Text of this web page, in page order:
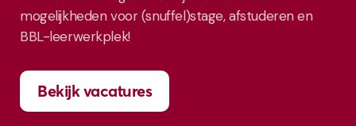
mogelijkheden voor (snuffel)stage, afstuderen en
BBL-leerwerkplek!
Bekijk vacatures